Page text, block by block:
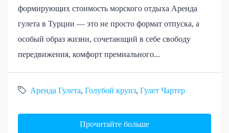
формирующих стоимость морского отдыха Аренда
гулета в Турции — это не просто формат отпуска, а
особый образ жизни, сочетающий в себе свободу
передвижения, комфорт премиального...
Аренда Гулета, Голубой круиз, Гулет Чартер
Прочитайте больше